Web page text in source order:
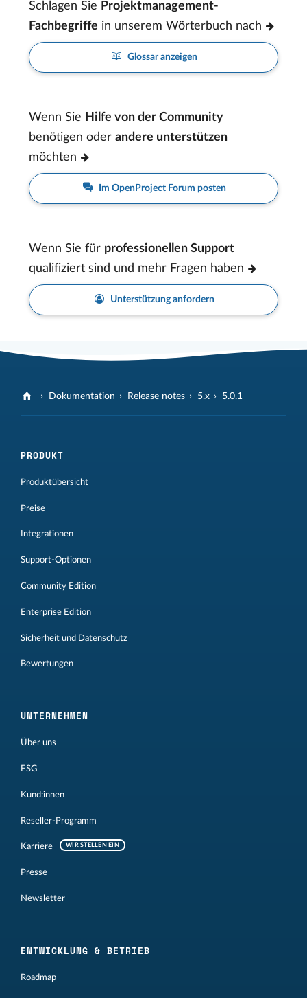
Schlagen Sie Projektmanagement-
Fachbegriffe in unserem Wörterbuch nach
Glossar anzeigen
Wenn Sie Hilfe von der Community
benötigen oder andere unterstützen
möchten
Im OpenProject Forum posten
Wenn Sie für professionellen Support
qualifiziert sind und mehr Fragen haben
Unterstützung anfordern
Dokumentation Release notes 5.x 5.0.1
PRODUKT
Produktübersicht
Preise
Integrationen
Support-Optionen
Community Edition
Enterprise Edition
Sicherheit und Datenschutz
Bewertungen
UNTERNEHMEN
Über uns
ESG
Kund:innen
Reseller-Programm
Karriere WIR STELLEN EIN
Presse
Newsletter
ENTWICKLUNG & BETRIEB
Roadmap